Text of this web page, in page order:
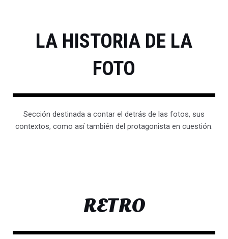
LA HISTORIA DE LA
FOTO
Sección destinada a contar el detrás de las fotos, sus
contextos, como así también del protagonista en cuestión.
RETRO